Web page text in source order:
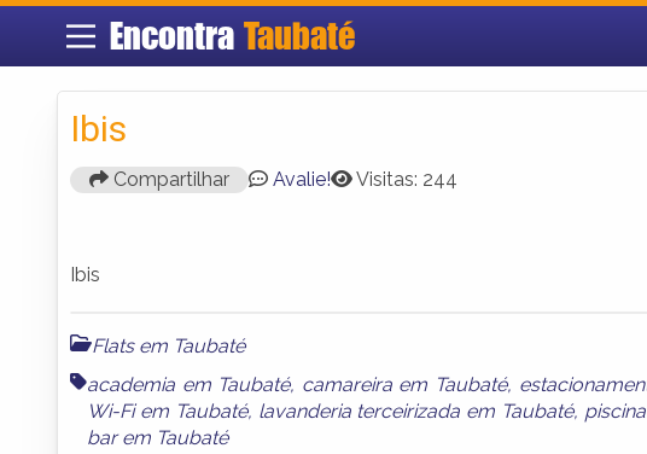
Encontra Taubaté
Ibis
Compartilhar Avalie! Visitas: 244
Ibis
Flats em Taubaté
academia em Taubaté, camareira em Taubaté,
Wi-Fi em Taubaté, lavanderia terceirizada em Taubaté,
bar em Taubaté